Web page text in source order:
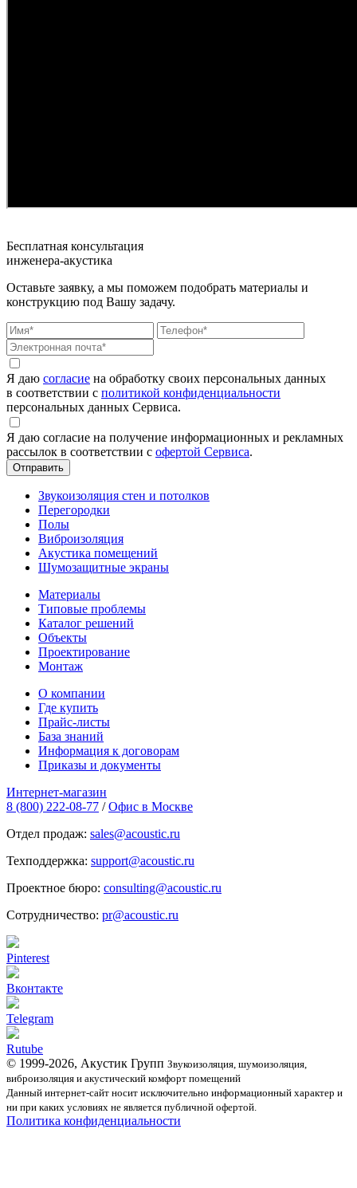
Бесплатная консультация
инженера-акустика
Оставьте заявку, а мы поможем подобрать материалы и
конструкцию под Вашу задачу.
Я даю согласие на обработку своих персональных данных
в соответствии с политикой конфиденциальности
персональных данных Сервиса.
Я даю согласие на получение информационных и рекламных
рассылок в соответствии с офертой Сервиса.
Звукоизоляция стен и потолков
Перегородки
Полы
Виброизоляция
Акустика помещений
Шумозащитные экраны
Материалы
Типовые проблемы
Каталог решений
Объекты
Проектирование
Монтаж
О компании
Где купить
Прайс-листы
База знаний
Информация к договорам
Приказы и документы
Интернет-магазин
8 (800) 222-08-77 / Офис в Москве
Отдел продаж: sales@acoustic.ru
Техподдержка: support@acoustic.ru
Проектное бюро: consulting@acoustic.ru
Сотрудничество: pr@acoustic.ru
Pinterest
Вконтакте
Telegram
Rutube
© 1999-2026, Акустик Групп Звукоизоляция, шумоизоляция,
виброизоляция и акустический комфорт помещений
Данный интернет-сайт носит исключительно информационный характер и
ни при каких условиях не является публичной офертой.
Политика конфиденциальности